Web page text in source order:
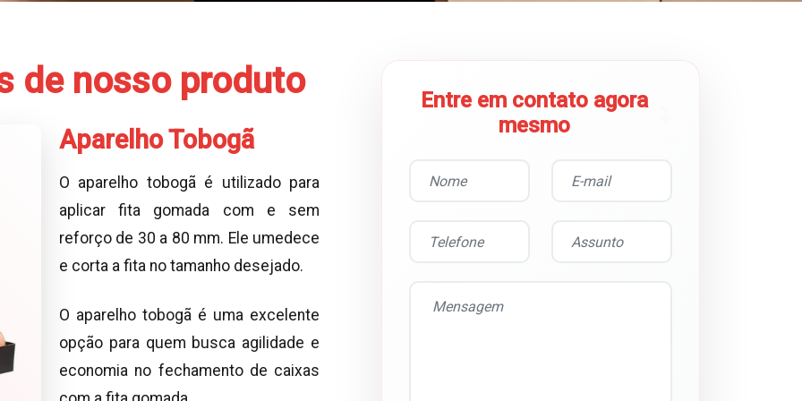
de nosso produto
Aparelho Tobogã
O aparelho tobogã é utilizado para
aplicar fita gomada com e sem
reforço de 30 a 80 mm. Ele umedece
e corta a fita no tamanho desejado.
O aparelho tobogã é uma excelente
opção para quem busca agilidade e
economia no fechamento de caixas
Entre em contato agora
mesmo